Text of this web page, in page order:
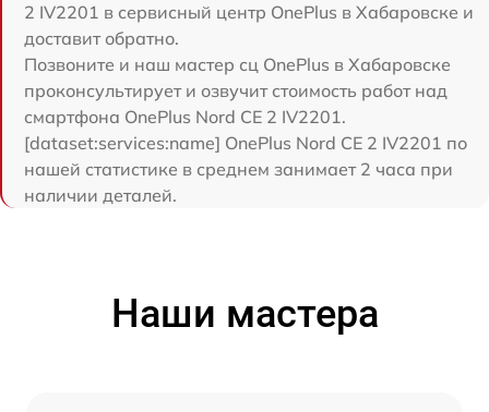
2 IV2201 в сервисный центр OnePlus в Хабаровске и
доставит обратно.
Позвоните и наш мастер сц OnePlus в Хабаровске
проконсультирует и озвучит стоимость работ над
смартфона OnePlus Nord CE 2 IV2201.
[dataset:services:name] OnePlus Nord CE 2 IV2201 по
нашей статистике в среднем занимает 2 часа при
наличии деталей.
Наши мастера